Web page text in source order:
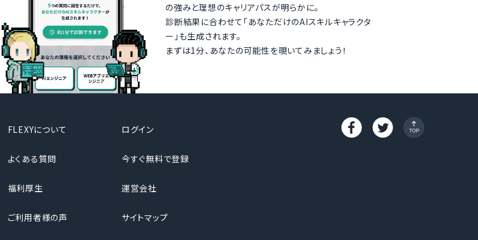
の強みと理想のキャリアパスが明らかに。
診断結果に合わせて「あなただけのAIスキルキャラクタ
ー」も生成されます。
まずは1分、あなたの可能性を覗いてみましょう！
FLEXYについて
よくある質問
福利厚生
ご利用者様の声
ログイン
今すぐ無料で登録
運営会社
サイトマップ